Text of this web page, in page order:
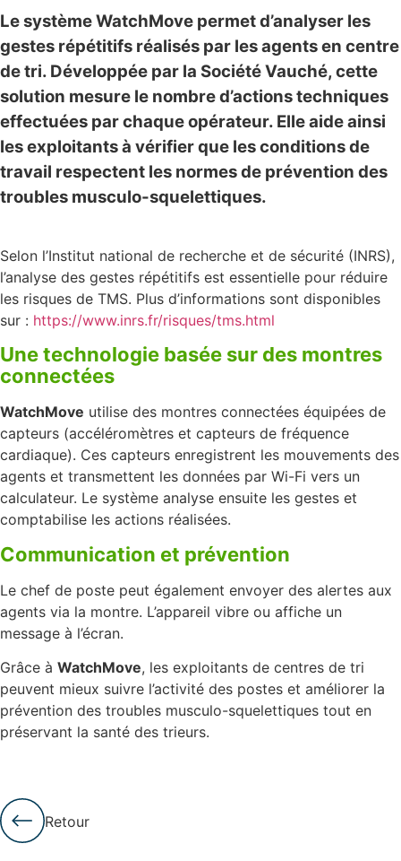
Le système WatchMove permet d’analyser les
gestes répétitifs réalisés par les agents en centre
de tri. Développée par la Société Vauché, cette
solution mesure le nombre d’actions techniques
effectuées par chaque opérateur. Elle aide ainsi
les exploitants à vérifier que les conditions de
travail respectent les normes de prévention des
troubles musculo-squelettiques.
Selon l’Institut national de recherche et de sécurité (INRS),
l’analyse des gestes répétitifs est essentielle pour réduire
les risques de TMS. Plus d’informations sont disponibles
sur : https://www.inrs.fr/risques/tms.html
Une technologie basée sur des montres
connectées
WatchMove utilise des montres connectées équipées de
capteurs (accéléromètres et capteurs de fréquence
cardiaque). Ces capteurs enregistrent les mouvements des
agents et transmettent les données par Wi-Fi vers un
calculateur. Le système analyse ensuite les gestes et
comptabilise les actions réalisées.
Communication et prévention
Le chef de poste peut également envoyer des alertes aux
agents via la montre. L’appareil vibre ou affiche un
message à l’écran.
Grâce à WatchMove, les exploitants de centres de tri
peuvent mieux suivre l’activité des postes et améliorer la
prévention des troubles musculo-squelettiques tout en
préservant la santé des trieurs.
Retour